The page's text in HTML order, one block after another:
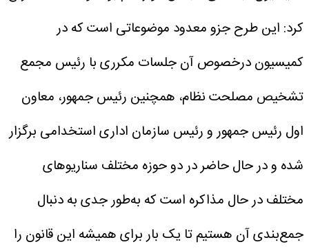
کرد: این طرح جزو معدود موضوعاتی است که در
کمیسیون درخصوص آن جلسات مکرری با رئیس مجمع
تشخیص مصلحت نظام، همچنین رئیس جمهور، معاون
اول رئیس جمهور و رئیس سازمان اداری استخدامی برگزار
شده و در حال حاضر در دو حوزه مختلف سناریوهای
مختلف در حال مذاکره است که به‌طور جدی به دنبال
جمع‌بندی آن هستیم تا یک بار برای همیشه این قانون را